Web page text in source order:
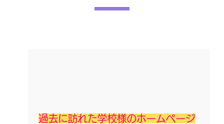
過去に訪れた学校様のホームページ